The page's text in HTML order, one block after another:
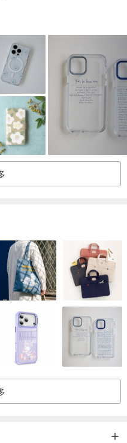
物陪伴！